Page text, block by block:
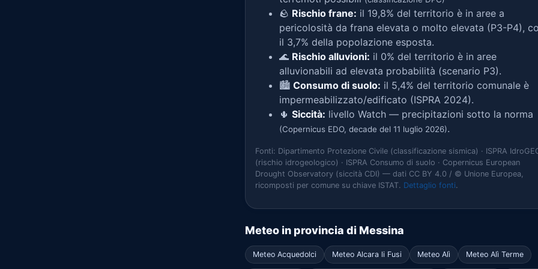
🪨 Rischio frane: il 19,8% del territorio è in aree a
pericolosità da frana elevata o molto elevata (P3-P4),
il 3,7% della popolazione esposta.
🌊 Rischio alluvioni: il 0% del territorio è in aree
alluvionabili ad elevata probabilità (scenario P3).
🏙️ Consumo di suolo: il 5,4% del territorio comunale è
impermeabilizzato/edificato (ISPRA 2024).
🌵 Siccità: livello Watch — precipitazioni sotto la norma
(Copernicus EDO, decade del 11 luglio 2026).
Fonti: Dipartimento Protezione Civile (classificazione sismica) · ISPRA
(rischio idrogeologico) · ISPRA Consumo di suolo · Copernicus European
Drought Observatory (siccità CDI) — dati CC BY 4.0 / © Unione Europea,
ricomposti per comune su chiave ISTAT. Dettaglio fonti.
Meteo in provincia di Messina
Meteo Acquedolci Meteo Alcara li Fusi Meteo Alì Meteo Alì Terme